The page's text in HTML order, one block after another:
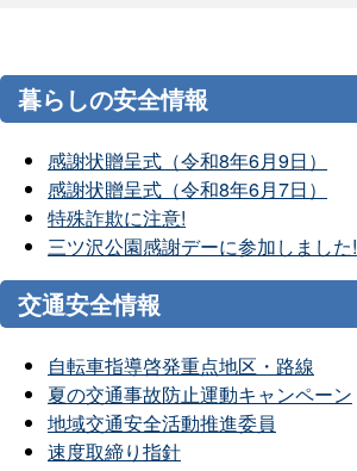
暮らしの安全情報
感謝状贈呈式（令和8年6月9日）
感謝状贈呈式（令和8年6月7日）
特殊詐欺に注意!
三ツ沢公園感謝デーに参加しました!
交通安全情報
自転車指導啓発重点地区・路線
夏の交通事故防止運動キャンペーン
地域交通安全活動推進委員
速度取締り指針